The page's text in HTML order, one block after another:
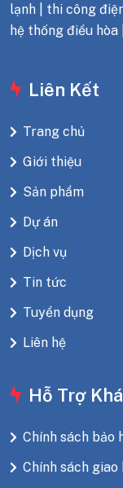
lạnh | thi công
hệ thống điều
Liên Kết
Trang chủ
Giới thiệu
Sản phẩm
Dự án
Dịch vụ
Tin tức
Tuyển dụng
Liên hệ
Hỗ Trợ
Chính sách bảo
Chính sách giao